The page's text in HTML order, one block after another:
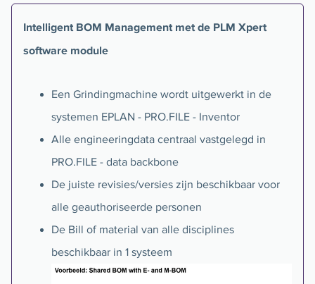
Intelligent BOM Management met de PLM Xpert
software module
Een Grindingmachine wordt uitgewerkt in de
systemen EPLAN - PRO.FILE - Inventor
Alle engineeringdata centraal vastgelegd in
PRO.FILE - data backbone
De juiste revisies/versies zijn beschikbaar voor
alle geauthoriseerde personen
De Bill of material van alle disciplines
beschikbaar in 1 systeem